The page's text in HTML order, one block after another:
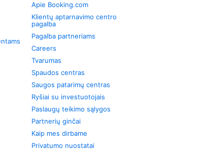
Apie Booking.com
Klientų aptarnavimo centro
pagalba
Pagalba partneriams
Careers
Tvarumas
Spaudos centras
Saugos patarimų centras
Ryšiai su investuotojais
Paslaugų teikimo sąlygos
Partnerių ginčai
Kaip mes dirbame
Privatumo nuostatai